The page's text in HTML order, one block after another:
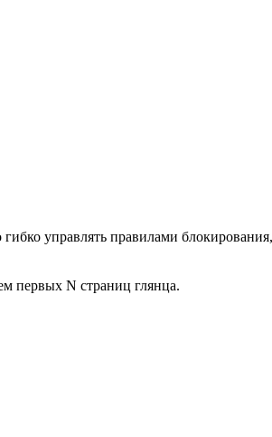
управлять правилами
первых N страниц глянца.